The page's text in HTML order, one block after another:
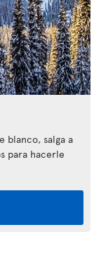
blanco, salga a
para hacerle